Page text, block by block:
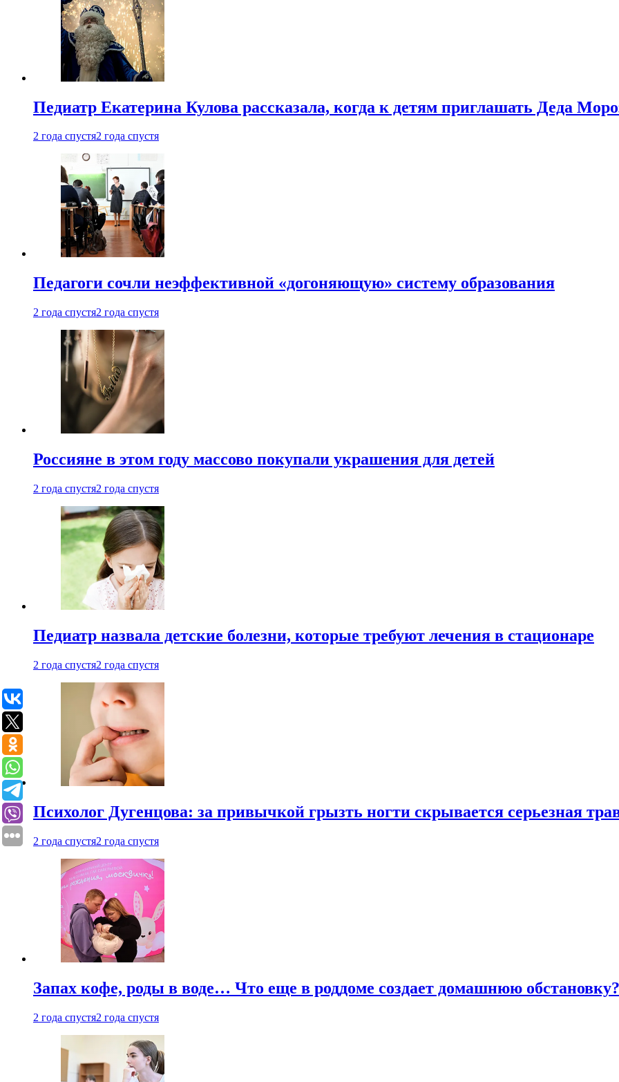
Педиатр Екатерина Кулова рассказала, когда к детям приглашать Деда
2 года спустя2 года спустя
Педагоги сочли неэффективной «догоняющую» систему образования
2 года спустя2 года спустя
Россияне в этом году массово покупали украшения для детей
2 года спустя2 года спустя
Педиатр назвала детские болезни, которые требуют лечения в стационаре
2 года спустя2 года спустя
Психолог Дугенцова: за привычкой грызть ногти скрывается серьезная
2 года спустя2 года спустя
Запах кофе, роды в воде… Что еще в роддоме создает домашнюю обстановку?
2 года спустя2 года спустя